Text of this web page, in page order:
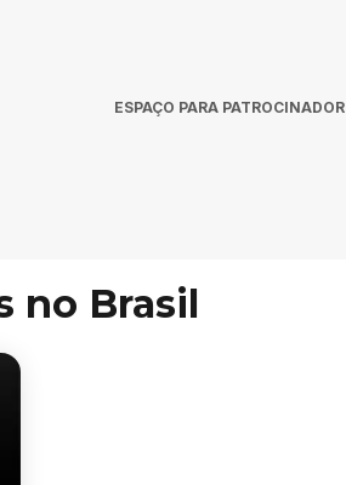
ESPAÇO PARA PATROCINADOR
no Brasil